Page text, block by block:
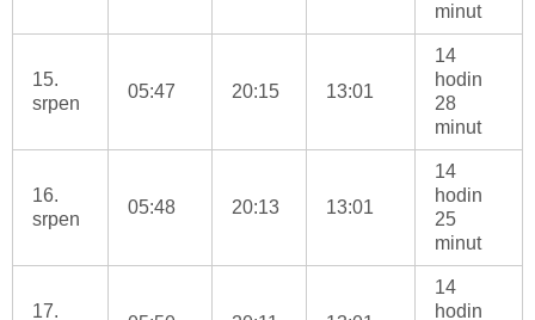
minut
15.
srpen
05:47 20:15 13:01
14
hodin
28
minut
16.
srpen
05:48 20:13 13:01
14
hodin
25
minut
17.
14
hodin